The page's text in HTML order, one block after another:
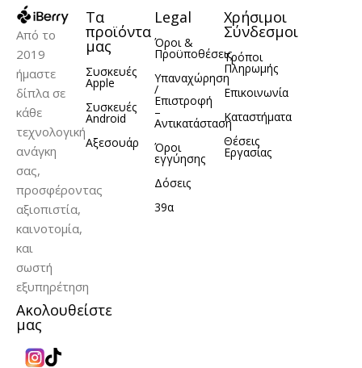
Από το
2019
ήμαστε
δίπλα σε
κάθε
τεχνολογική
ανάγκη
σας,
προσφέροντας
αξιοπιστία,
καινοτομία,
και
σωστή
εξυπηρέτηση
Ακολουθείστε
μας
Τα
προϊόντα
μας
Συσκευές
Apple
Συσκευές
Android
Αξεσουάρ
Legal
Όροι &
Προϋποθέσεις
Υπαναχώρηση
/
Επιστροφή
–
Αντικατάσταση
Όροι
εγγύησης
Δόσεις
39α
Χρήσιμοι
Σύνδεσμοι
Τρόποι
Πληρωμής
Επικοινωνία
Καταστήματα
Θέσεις
Εργασίας